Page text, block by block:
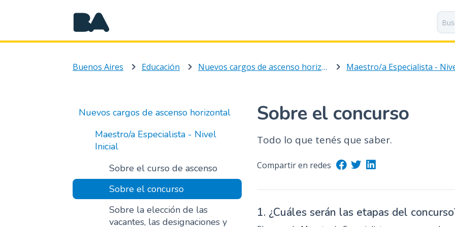
a
n
e
i
o
r
Buenos Aires Educación Nuevos cargos de ascenso horizontal
Nuevos cargos de ascenso horizontal
Maestro/a Especialista - Nivel
Inicial
Sobre el curso de ascenso
Sobre el concurso
Sobre la elección de las
vacantes, las designaciones y
Sobre el concurso
Todo lo que tenés que saber.
Compartir en redes
1. ¿Cuáles serán las etapas del